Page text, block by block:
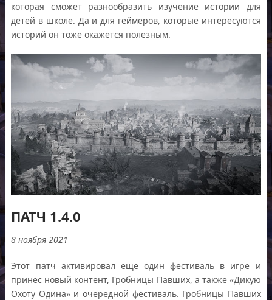
которая сможет разнообразить изучение истории для
детей в школе. Да и для геймеров, которые интересуются
историй он тоже окажется полезным.
ПАТЧ 1.4.0
8 ноября 2021
Этот патч активировал еще один фестиваль в игре и
принес новый контент, Гробницы Павших, а также «Дикую
Охоту Одина» и очередной фестиваль. Гробницы Павших